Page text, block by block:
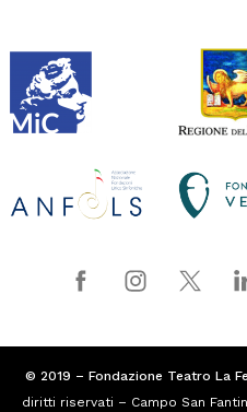
© 2019 – Fondazione Teatro La
diritti riservati – Campo San